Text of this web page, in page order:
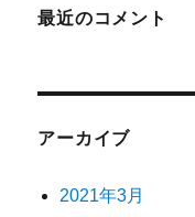
最近のコメント
アーカイブ
2021年3月